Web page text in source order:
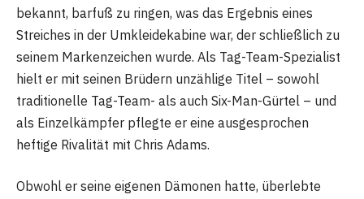
bekannt, barfuß zu ringen, was das Ergebnis eines
Streiches in der Umkleidekabine war, der schließlich zu
seinem Markenzeichen wurde. Als Tag-Team-Spezialist
hielt er mit seinen Brüdern unzählige Titel – sowohl
traditionelle Tag-Team- als auch Six-Man-Gürtel – und
als Einzelkämpfer pflegte er eine ausgesprochen
heftige Rivalität mit Chris Adams.
Obwohl er seine eigenen Dämonen hatte, überlebte